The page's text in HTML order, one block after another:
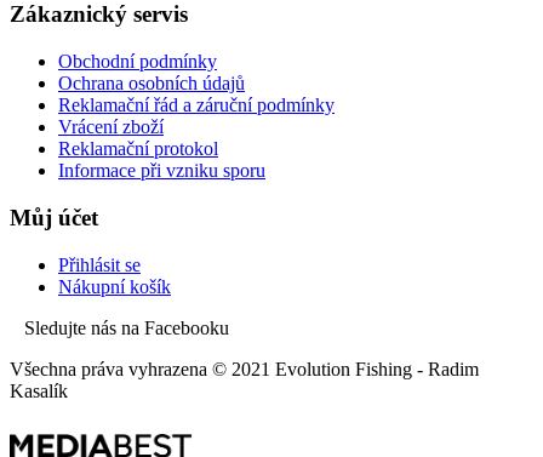
Zákaznický servis
Obchodní podmínky
Ochrana osobních údajů
Reklamační řád a záruční podmínky
Vrácení zboží
Reklamační protokol
Informace při vzniku sporu
Můj účet
Přihlásit se
Nákupní košík
Sledujte nás na Facebooku
Všechna práva vyhrazena © 2021 Evolution Fishing - Radim
Kasalík